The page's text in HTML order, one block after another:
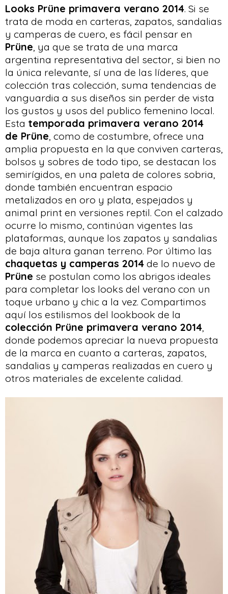
Looks Prüne primavera verano 2014. Si se
trata de moda en carteras, zapatos, sandalias
y camperas de cuero, es fácil pensar en
Prüne, ya que se trata de una marca
argentina representativa del sector, si bien no
la única relevante, sí una de las líderes, que
colección tras colección, suma tendencias de
vanguardia a sus diseños sin perder de vista
los gustos y usos del publico femenino local.
Esta temporada primavera verano 2014
de Prüne, como de costumbre, ofrece una
amplia propuesta en la que conviven carteras,
bolsos y sobres de todo tipo, se destacan los
semirígidos, en una paleta de colores sobria,
donde también encuentran espacio
metalizados en oro y plata, espejados y
animal print en versiones reptil. Con el calzado
ocurre lo mismo, continúan vigentes las
plataformas, aunque los zapatos y sandalias
de baja altura ganan terreno. Por último las
chaquetas y camperas 2014 de lo nuevo de
Prüne se postulan como los abrigos ideales
para completar los looks del verano con un
toque urbano y chic a la vez. Compartimos
aquí los estilismos del lookbook de la
colección Prüne primavera verano 2014,
donde podemos apreciar la nueva propuesta
de la marca en cuanto a carteras, zapatos,
sandalias y camperas realizadas en cuero y
otros materiales de excelente calidad.